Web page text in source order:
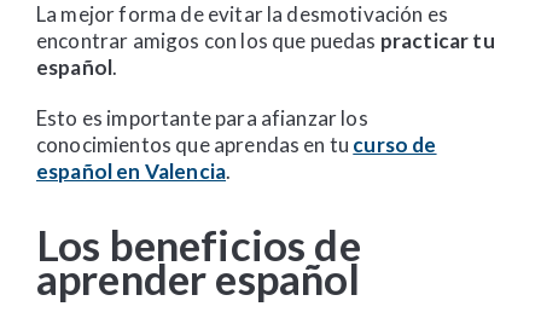
La mejor forma de evitar la desmotivación es
encontrar amigos con los que puedas practicar tu
español.
Esto es importante para afianzar los
conocimientos que aprendas en tu curso de
español en Valencia.
Los beneficios de
aprender español